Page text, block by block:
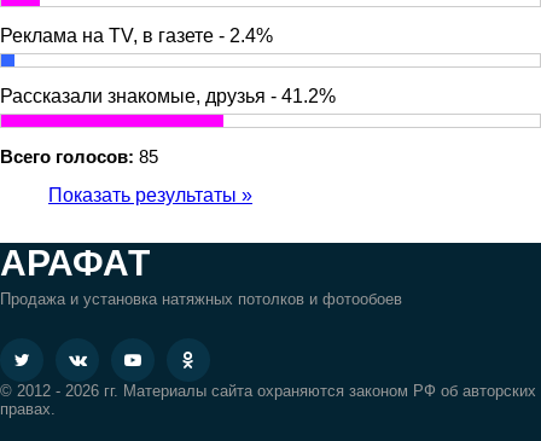
Реклама на TV, в газете - 2.4%
Рассказали знакомые, друзья - 41.2%
Всего голосов: 85
Показать результаты »
АРАФАТ
Продажа и установка натяжных потолков и фотообоев
© 2012 - 2026 гг. Материалы сайта охраняются законом РФ об авторских
правах.